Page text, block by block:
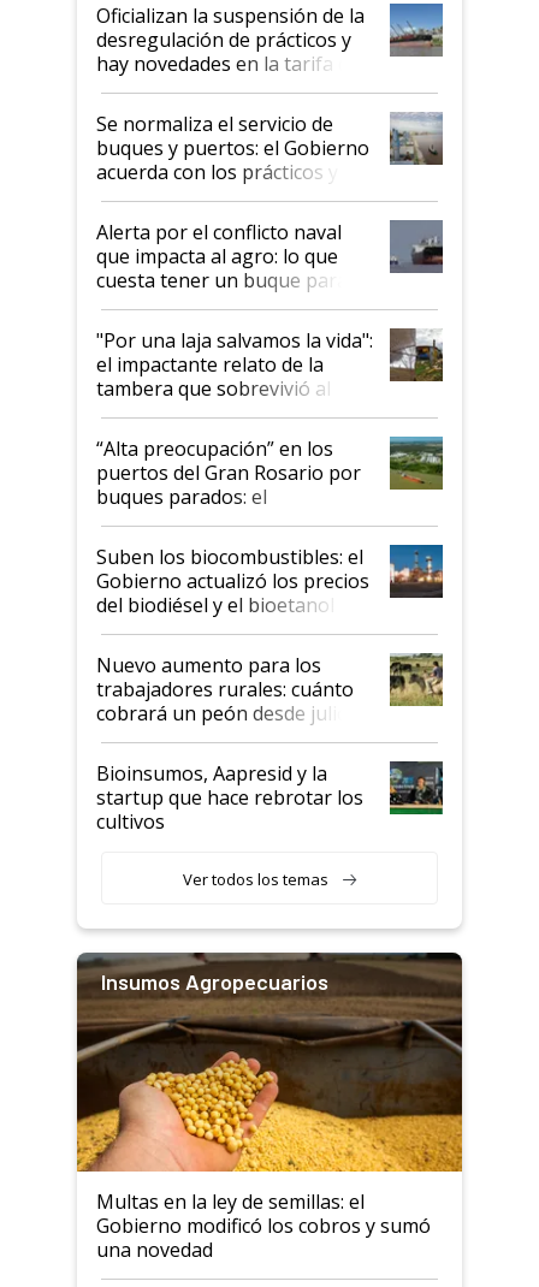
Oficializan la suspensión de la
desregulación de prácticos y
hay novedades en la tarifa de
la hidrovía
Se normaliza el servicio de
buques y puertos: el Gobierno
acuerda con los prácticos y
suspende el decreto de
desregulación
Alerta por el conflicto naval
que impacta al agro: lo que
cuesta tener un buque parado
y el peligro de que Argentina
pase a ser "país sucio"
"Por una laja salvamos la vida":
el impactante relato de la
tambera que sobrevivió al
tornado
“Alta preocupación” en los
puertos del Gran Rosario por
buques parados: el
funcionamiento de las
exportadoras en tensión tras
la medida de fuerza de los
prácticos
Suben los biocombustibles: el
Gobierno actualizó los precios
del biodiésel y el bioetanol
Nuevo aumento para los
trabajadores rurales: cuánto
cobrará un peón desde julio
Bioinsumos, Aapresid y la
startup que hace rebrotar los
cultivos
Ver todos los temas
Insumos Agropecuarios
Multas en la ley de semillas: el
Gobierno modificó los cobros y sumó
una novedad